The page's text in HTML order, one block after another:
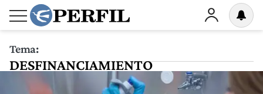
Tema:
DESFINANCIAMIENTO